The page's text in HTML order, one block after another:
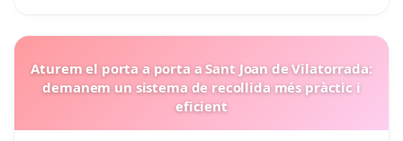
Aturem el porta a porta a Sant Joan de Vilatorrada:
demanem un sistema de recollida més pràctic i
eficient